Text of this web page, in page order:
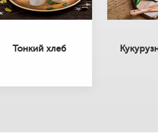
Тонкий хлеб